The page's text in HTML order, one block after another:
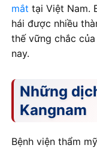
mắt tại Việt Nam.
hái được nhiều
thế vững chắc
nay.
Những
Kangnam
Bệnh viện thẩm